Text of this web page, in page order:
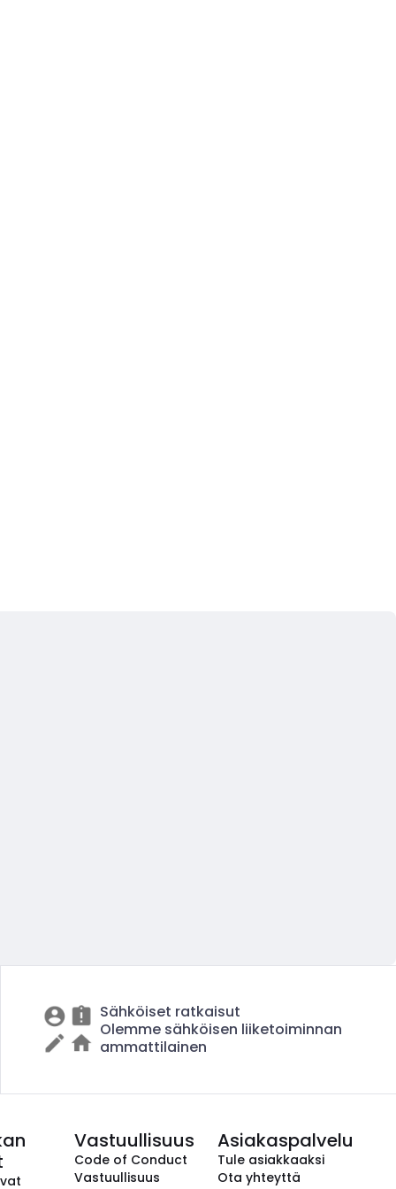
Sähköiset ratkaisut
Olemme sähköisen liiketoiminnan
ammattilainen
Vastuullisuus
Code of Conduct
Vastuullisuus
Asiakaspalvelu
Tule asiakkaaksi
Ota yhteyttä